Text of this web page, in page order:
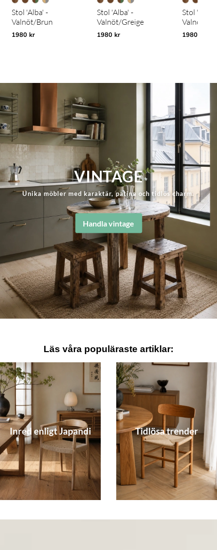
Stol 'Alba' -
Valnöt/Brun
1980 kr
Stol 'Alba' -
Valnöt/Greige
1980 kr
Stol 'Alba'
Valnöt/
1980 kr
VINTAGE
Unika möbler med karaktär, patina och tidlös charm.
Handla vintage
Läs våra populäraste artiklar:
Inred enligt Japandi Tidlösa trender